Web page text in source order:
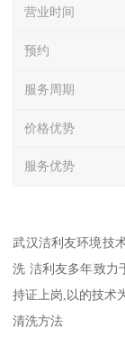
营业时间
预约
服务周期
价格优势
服务优势
武汉洁利友环境技
洗 洁利友多年致力
持证上岗,以的技术
清洗方法